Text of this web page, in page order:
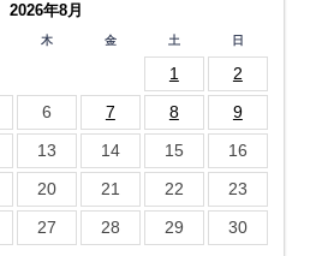
2026年8月
木 金 土 日
1
2
6 7 8
9
13 14 15
16
20 21 22
23
27 28 29
30